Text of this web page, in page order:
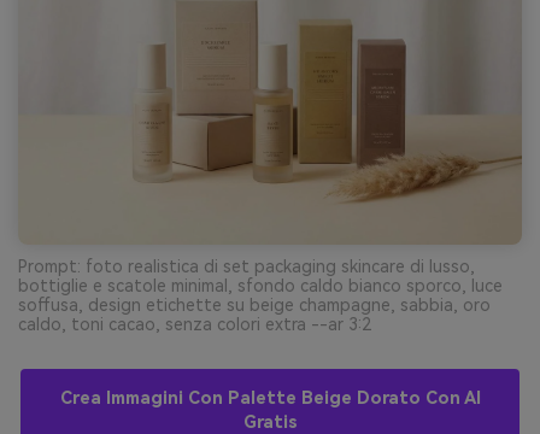
Prompt: foto realistica di set packaging skincare di lusso,
bottiglie e scatole minimal, sfondo caldo bianco sporco, luce
soffusa, design etichette su beige champagne, sabbia, oro
caldo, toni cacao, senza colori extra --ar 3:2
Crea Immagini Con Palette Beige Dorato Con AI
Gratis